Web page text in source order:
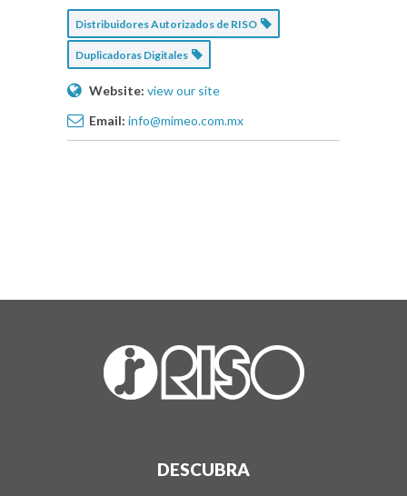
Distribuidores Autorizados de RISO
Duplicadoras Digitales
Website: view our site
Email: info@mimeo.com.mx
DESCUBRA